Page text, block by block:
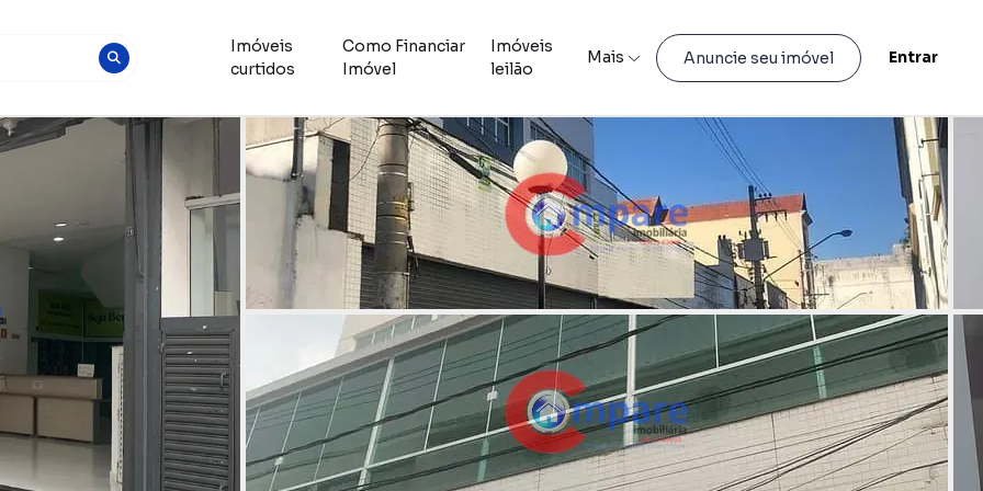
Imóveis
curtidos
Como Financiar
Imóvel
Imóveis
leilão
Mais Anuncie seu imóvel Entrar